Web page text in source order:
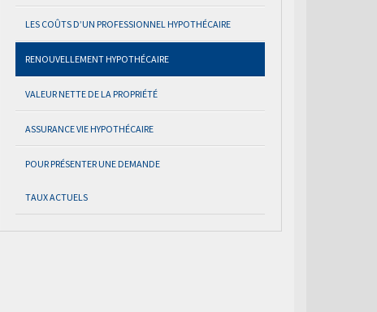
LES COÛTS D’UN PROFESSIONNEL HYPOTHÉCAIRE
RENOUVELLEMENT HYPOTHÉCAIRE
VALEUR NETTE DE LA PROPRIÉTÉ
ASSURANCE VIE HYPOTHÉCAIRE
POUR PRÉSENTER UNE DEMANDE
TAUX ACTUELS